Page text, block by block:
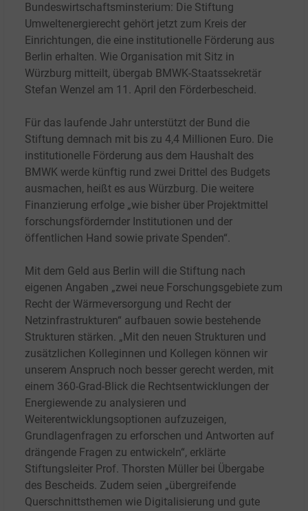
Bundeswirtschaftsminsterium: Die Stiftung
Umweltenergierecht gehört jetzt zum Kreis der
Einrichtungen, die eine institutionelle Förderung aus
Berlin erhalten. Wie Organisation mit Sitz in
Würzburg mitteilt, übergab BMWK-Staatssekretär
Stefan Wenzel am 11. April den Förderbescheid.
Für das laufende Jahr unterstützt der Bund die
Stiftung demnach mit bis zu 4,4 Millionen Euro. Die
institutionelle Förderung aus dem Haushalt des
BMWK werde künftig rund zwei Drittel des Budgets
ausmachen, heißt es aus Würzburg. Die weitere
Finanzierung erfolge „wie bisher über Projektmittel
forschungsfördernder Institutionen und der
öffentlichen Hand sowie private Spenden“.
Mit dem Geld aus Berlin will die Stiftung nach
eigenen Angaben „zwei neue Forschungsgebiete zum
Recht der Wärmeversorgung und Recht der
Netzinfrastrukturen“ aufbauen sowie bestehende
Strukturen stärken. „Mit den neuen Strukturen und
zusätzlichen Kolleginnen und Kollegen können wir
unserem Anspruch noch besser gerecht werden, mit
einem 360-Grad-Blick die Rechtsentwicklungen der
Energiewende zu analysieren und
Weiterentwicklungsoptionen aufzuzeigen,
Grundlagenfragen zu erforschen und Antworten auf
drängende Fragen zu entwickeln“, erklärte
Stiftungsleiter Prof. Thorsten Müller bei Übergabe
des Bescheids. Zudem seien „übergreifende
Querschnittsthemen wie Digitalisierung und gute